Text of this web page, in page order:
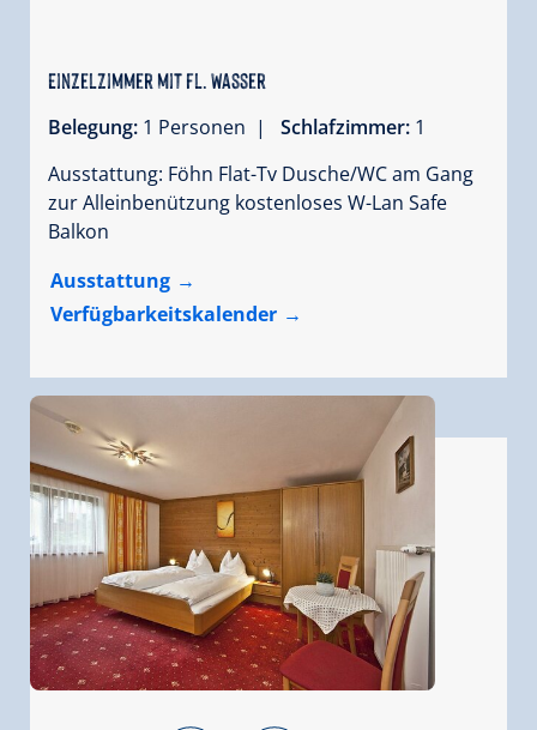
Einzelzimmer mit fl. Wasser
Belegung: 1 Personen | Schlafzimmer: 1
Ausstattung: Föhn Flat-Tv Dusche/WC am Gang
zur Alleinbenützung kostenloses W-Lan Safe
Balkon
Ausstattung
Verfügbarkeitskalender